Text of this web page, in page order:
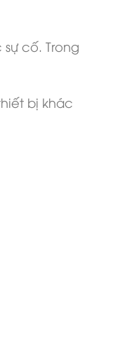
cố. Trong
bị khác